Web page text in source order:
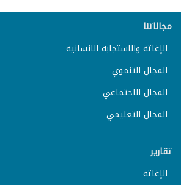
مجالاتنا
الإغاثة والاستجابة الانسانية
المجال التنموي
المجال الاجتماعي
المجال التعليمي
تقارير
الإغاثة